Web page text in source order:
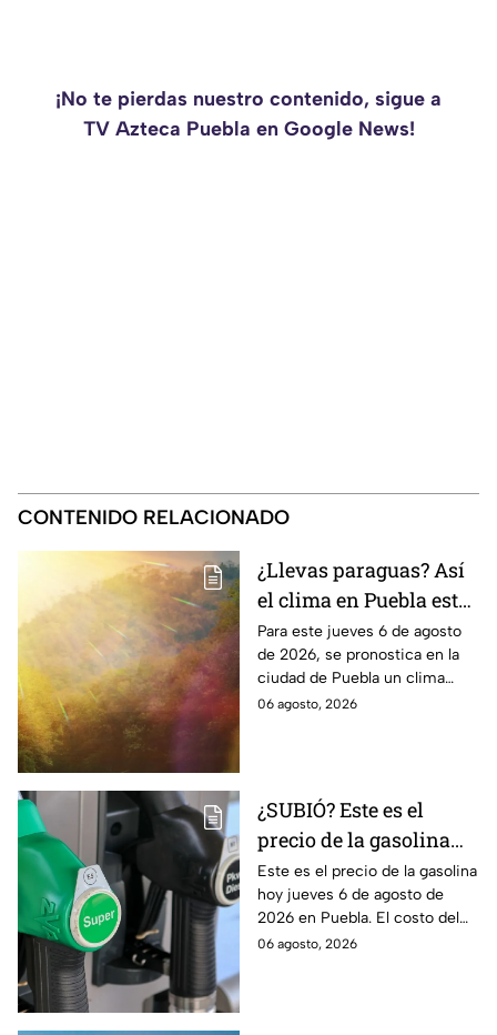
¡No te pierdas nuestro contenido, sigue a
TV Azteca Puebla en Google News!
CONTENIDO RELACIONADO
¿Llevas paraguas? Así
el clima en Puebla este
jueves 6 de agosto de
2026
Para este jueves 6 de agosto
de 2026, se pronostica en la
ciudad de Puebla un clima
cálido con bajas probabilidades
06 agosto, 2026
¿SUBIÓ? Este es el
precio de la gasolina
Puebla hoy jueves 6 de
agosto de 2026
Este es el precio de la gasolina
hoy jueves 6 de agosto de
2026 en Puebla. El costo del
combustible cambia todos los
06 agosto, 2026